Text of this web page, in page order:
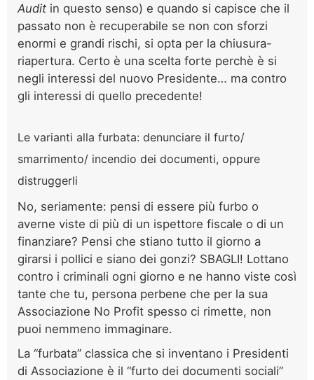
Audit in questo senso) e quando si capisce che il
passato non è recuperabile se non con sforzi
enormi e grandi rischi, si opta per la chiusura-
riapertura. Certo è una scelta forte perchè è si
negli interessi del nuovo Presidente… ma contro
gli interessi di quello precedente!
Le varianti alla furbata: denunciare il furto/
smarrimento/ incendio dei documenti, oppure
distruggerli
No, seriamente: pensi di essere più furbo o
averne viste di più di un ispettore fiscale o di un
finanziare? Pensi che stiano tutto il giorno a
girarsi i pollici e siano dei gonzi? SBAGLI! Lottano
contro i criminali ogni giorno e ne hanno viste così
tante che tu, persona perbene che per la sua
Associazione No Profit spesso ci rimette, non
puoi nemmeno immaginare.
La “furbata” classica che si inventano i Presidenti
di Associazione è il “furto dei documenti sociali”